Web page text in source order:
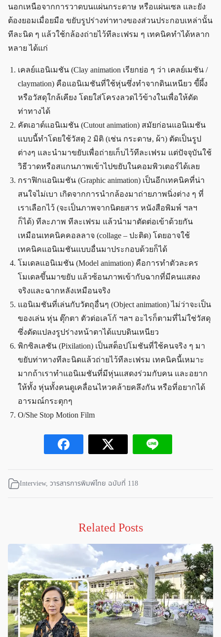
นอกเหนือจากการวาดบนแผ่นกระดาษ หรือแผ่นเซล และยัง
ต้องยอมเมื่อยมือ ขยับรูปร่างท่าทางของส่วนประกอบเหล่านั้น
ทีละนิด ๆ แล้วใช้กล้องถ่ายไว้ทีละเฟรม ๆ เทคนิคทำได้หลาก
หลาย ได้แก่
เคลย์แอนิเมชัน (Clay animation เรียกย่อ ๆ ว่า เคลย์เมชัน /
claymation) คือแอนิเมชันที่ใช้หุ่นซึ่งทำจากดินเหนียว ขี้ผึ้ง
หรือวัสดุใกล้เคียง โดยใส่โครงลวดไว้ข้างในเพื่อให้ดัด
ท่าทางได้
คัตเอาต์แอนิเมชัน (Cutout animation) สมัยก่อนแอนิเมชัน
แบบนี้ทำโดยใช้วัสดุ 2 มิติ (เช่น กระดาษ, ผ้า) ตัดเป็นรูป
ต่างๆ และนำมาขยับเพื่อถ่ายเก็บไว้ทีละเฟรม แต่ปัจจุบันใช้
วิธีวาดหรือสแกนภาพเข้าไปขยับในคอมพิวเตอร์ได้เลย
กราฟิกแอนิเมชัน (Graphic animation) เป็นอีกเทคนิคที่น่า
สนใจไม่เบา เกิดจากการนำกล้องมาถ่ายภาพนิ่งต่าง ๆ ที่
เราเลือกไว้ (จะเป็นภาพจากนิตยสาร หนังสือพิมพ์ ฯลฯ
ก็ได้) ทีละภาพ ทีละเฟรม แล้วนำมาตัดต่อเข้าด้วยกัน
เหมือนเทคนิคคอลลาจ (collage – ปะติด) โดยอาจใช้
เทคนิคแอนิเมชันแบบอื่นมาประกอบด้วยก็ได้
โมเดลแอนิเมชัน (Model animation) คือการทำตัวละคร
โมเดลขึ้นมาขยับ แล้วซ้อนภาพเข้ากับฉากที่มีคนแสดง
จริงและฉากหลังเหมือนจริง
แอนิเมชันที่เล่นกับวัตถุอื่นๆ (Object animation) ไม่ว่าจะเป็น
ของเล่น หุ่น ตุ๊กตา ตัวต่อเลโก้ ฯลฯ อะไรก็ตามที่ไม่ใช่วัสดุ
ซึ่งดัดแปลงรูปร่างหน้าตาได้แบบดินเหนียว
พิกซิลเลชัน (Pixilation) เป็นสต็อปโมชันที่ใช้คนจริง ๆ มา
ขยับท่าทางทีละนิดแล้วถ่ายไว้ทีละเฟรม เทคนิคนี้เหมาะ
มากถ้าเราทำแอนิเมชันที่มีหุ่นแสดงร่วมกับคน และอยาก
ให้ทั้ง หุ่นทั้งคนดูเคลื่อนไหวคล้ายคลึงกัน หรือที่อยากได้
อารมณ์กระตุกๆ
O/She Stop Motion Film
Interview, วารสารการพิมพ์ไทย ฉบับที่ 118
Related Posts